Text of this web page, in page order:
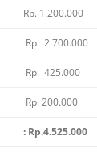
Rp. 1.200.000
Rp. 2.700.000
Rp. 425.000
Rp. 200.000
: Rp.4.525.000